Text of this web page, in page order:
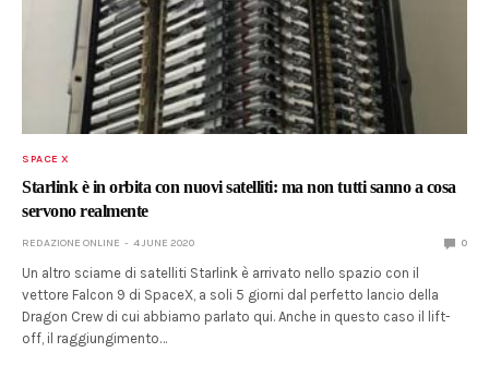
SPACE X
Starlink è in orbita con nuovi satelliti: ma non tutti sanno a cosa
servono realmente
REDAZIONE ONLINE 4 JUNE 2020 0
Un altro sciame di satelliti Starlink è arrivato nello spazio con il
vettore Falcon 9 di SpaceX, a soli 5 giorni dal perfetto lancio della
Dragon Crew di cui abbiamo parlato qui. Anche in questo caso il lift-
off, il raggiungimento…